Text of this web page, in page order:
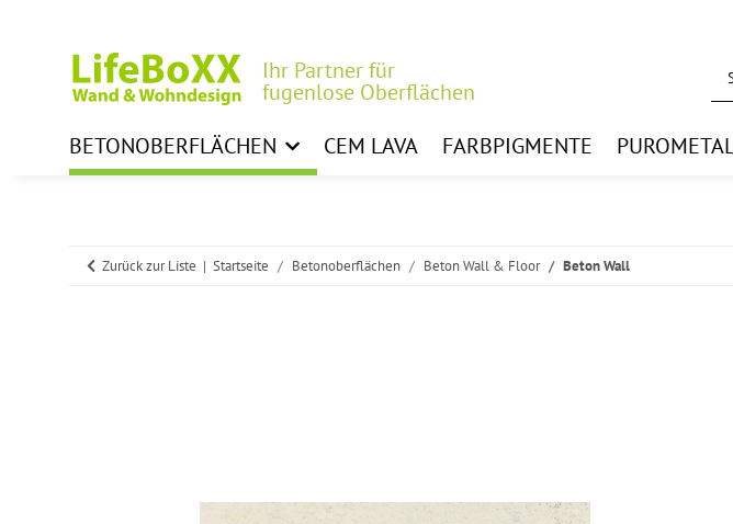
Ihr Partner für
fugenlose Oberflächen
BETONOBERFLÄCHEN CEM LAVA FARBPIGMENTE
Zurück zur Liste Startseite Betonoberflächen Beton Wall & Floor Beton Wall